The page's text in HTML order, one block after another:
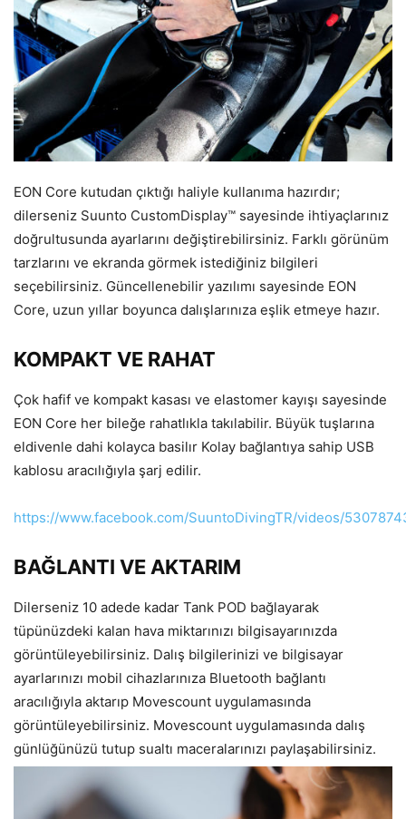
EON Core kutudan çıktığı haliyle kullanıma hazırdır;
dilerseniz Suunto CustomDisplay™ sayesinde ihtiyaçlarınız
doğrultusunda ayarlarını değiştirebilirsiniz. Farklı görünüm
tarzlarını ve ekranda görmek istediğiniz bilgileri
seçebilirsiniz. Güncellenebilir yazılımı sayesinde EON
Core, uzun yıllar boyunca dalışlarınıza eşlik etmeye hazır.
KOMPAKT VE RAHAT
Çok hafif ve kompakt kasası ve elastomer kayışı sayesinde
EON Core her bileğe rahatlıkla takılabilir. Büyük tuşlarına
eldivenle dahi kolayca basilır Kolay bağlantıya sahip USB
kablosu aracılığıyla şarj edilir.
https://www.facebook.com/SuuntoDivingTR/videos/
BAĞLANTI VE AKTARIM
Dilerseniz 10 adede kadar Tank POD bağlayarak
tüpünüzdeki kalan hava miktarınızı bilgisayarınızda
görüntüleyebilirsiniz. Dalış bilgilerinizi ve bilgisayar
ayarlarınızı mobil cihazlarınıza Bluetooth bağlantı
aracılığıyla aktarıp Movescount uygulamasında
görüntüleyebilirsiniz. Movescount uygulamasında dalış
günlüğünüzü tutup sualtı maceralarınızı paylaşabilirsiniz.